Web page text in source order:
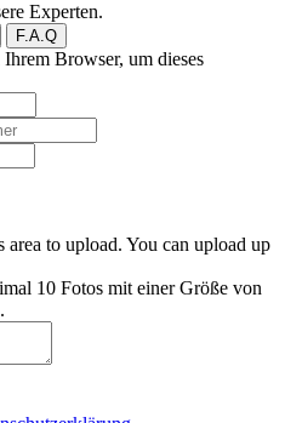
Experten.
F.A.Q
Browser, um dieses
to upload. You can upload up
10 Fotos mit einer Größe von